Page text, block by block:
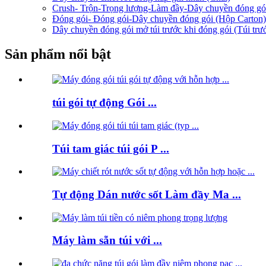
Crush- Trộn-Trọng lượng-Làm đầy-Dây chuyền đóng
Đóng gói- Đóng gói-Dây chuyền đóng gói (Hộp Carton)
Dây chuyền đóng gói mở túi trước khi đóng gói (Túi
Sản phẩm nổi bật
túi gói tự động Gói ...
Túi tam giác túi gói P ...
Tự động Dán nước sốt Làm đầy Ma ...
Máy làm sẵn túi với ...